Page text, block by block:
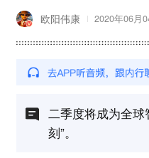
欧阳伟康 2020年06月
二季度将成为全
刻”。